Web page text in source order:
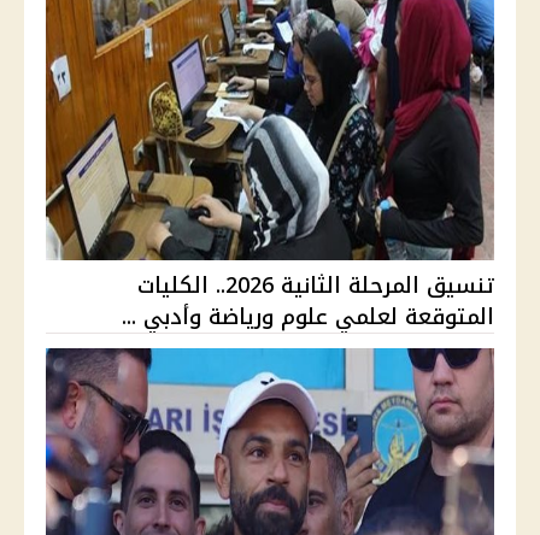
تنسيق المرحلة الثانية 2026.. الكليات
المتوقعة لعلمي علوم ورياضة وأدبي ...